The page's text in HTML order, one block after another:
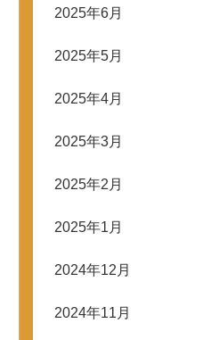
2025年6月
2025年5月
2025年4月
2025年3月
2025年2月
2025年1月
2024年12月
2024年11月